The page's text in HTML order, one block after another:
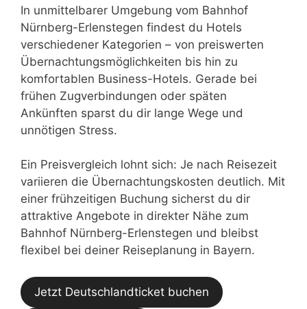
In unmittelbarer Umgebung vom Bahnhof
Nürnberg-Erlenstegen findest du Hotels
verschiedener Kategorien – von preiswerten
Übernachtungsmöglichkeiten bis hin zu
komfortablen Business-Hotels. Gerade bei
frühen Zugverbindungen oder späten
Ankünften sparst du dir lange Wege und
unnötigen Stress.
Ein Preisvergleich lohnt sich: Je nach Reisezeit
variieren die Übernachtungskosten deutlich. Mit
einer frühzeitigen Buchung sicherst du dir
attraktive Angebote in direkter Nähe zum
Bahnhof Nürnberg-Erlenstegen und bleibst
flexibel bei deiner Reiseplanung in Bayern.
Jetzt Deutschlandticket buchen